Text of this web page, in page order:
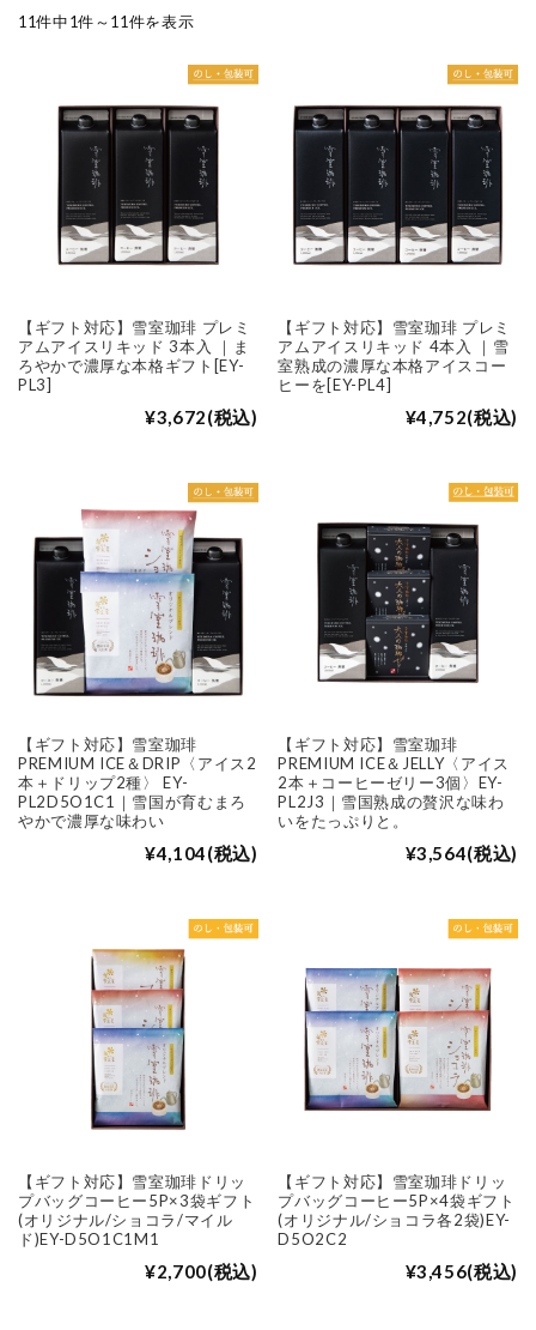
11件中1件～11件を表示
【ギフト対応】雪室珈琲 プレミ
アムアイスリキッド 3本入 ｜ま
ろやかで濃厚な本格ギフト[EY-
PL3]
¥3,672(税込)
【ギフト対応】雪室珈琲 プレミ
アムアイスリキッド 4本入 ｜雪
室熟成の濃厚な本格アイスコー
ヒーを[EY-PL4]
¥4,752(税込)
【ギフト対応】雪室珈琲
PREMIUM ICE＆DRIP〈アイス2
本＋ドリップ2種〉 EY-
PL2D5O1C1｜雪国が育むまろ
やかで濃厚な味わい
¥4,104(税込)
【ギフト対応】雪室珈琲
PREMIUM ICE＆JELLY〈アイス
2本＋コーヒーゼリー3個〉EY-
PL2J3｜雪国熟成の贅沢な味わ
いをたっぷりと。
¥3,564(税込)
【ギフト対応】雪室珈琲ドリッ
プバッグコーヒー5P×3袋ギフト
(オリジナル/ショコラ/マイル
ド)EY-D5O1C1M1
¥2,700(税込)
【ギフト対応】雪室珈琲ドリッ
プバッグコーヒー5P×4袋ギフト
(オリジナル/ショコラ各2袋)EY-
D5O2C2
¥3,456(税込)